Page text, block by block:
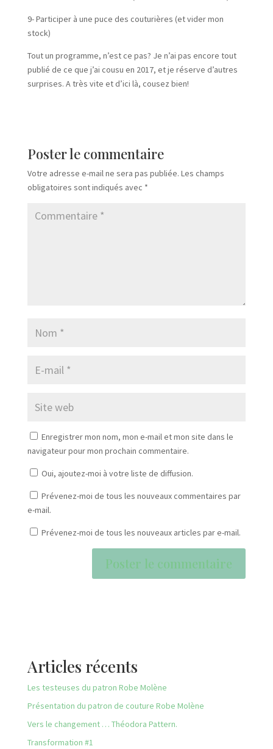
9- Participer à une puce des couturières (et vider mon
stock)
Tout un programme, n’est ce pas? Je n’ai pas encore tout
publié de ce que j’ai cousu en 2017, et je réserve d’autres
surprises. A très vite et d’ici là, cousez bien!
Poster le commentaire
Votre adresse e-mail ne sera pas publiée. Les champs
obligatoires sont indiqués avec *
Enregistrer mon nom, mon e-mail et mon site dans le
navigateur pour mon prochain commentaire.
Oui, ajoutez-moi à votre liste de diffusion.
Prévenez-moi de tous les nouveaux commentaires par
e-mail.
Prévenez-moi de tous les nouveaux articles par e-mail.
Articles récents
Les testeuses du patron Robe Molène
Présentation du patron de couture Robe Molène
Vers le changement … Théodora Pattern.
Transformation #1